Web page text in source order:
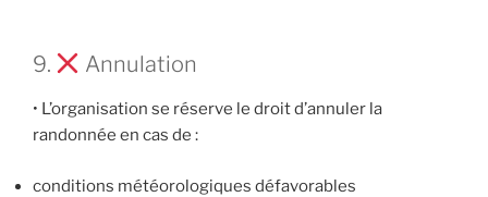
9. Annulation
• L’organisation se réserve le droit d’annuler la
randonnée en cas de :
conditions météorologiques défavorables